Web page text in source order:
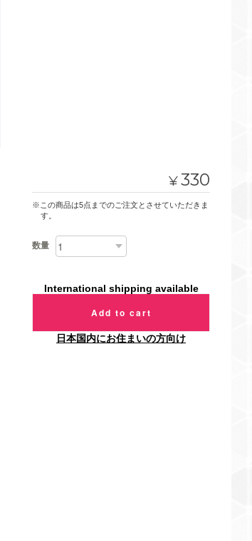
¥330
※この商品は5点までのご注文とさせていただきま
す。
数量
International shipping available
Add to cart
日本国内にお住まいの方向け